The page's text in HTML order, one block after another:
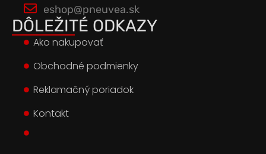
eshop@pneuvea.sk
DÔLEŽITÉ ODKAZY
Ako nakupovať
Obchodné podmienky
Reklamačný poriadok
Kontakt